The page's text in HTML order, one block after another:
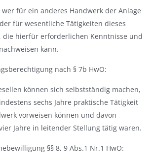
wer für ein anderes Handwerk der Anlage
für wesentliche Tätigkeiten dieses
die hierfür erforderlichen Kenntnisse und
kann.
nach § 7b HwO:
können sich selbstständig machen,
sechs Jahre praktische Tätigkeit
vorweisen können und davon
Jahre in leitender Stellung tätig waren.
§§ 8, 9 Abs.1 Nr.1 HwO: